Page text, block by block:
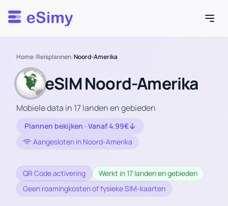
Esimy
Home/Reisplannen/Noord-Amerika
eSIM Noord-Amerika
Mobiele data in 17 landen en gebieden
Plannen bekijken · Vanaf 4.99€
Aangesloten in Noord-Amerika
QR Code activering
Werkt in 17 landen en gebieden
Geen roamingkosten of fysieke SIM-kaarten